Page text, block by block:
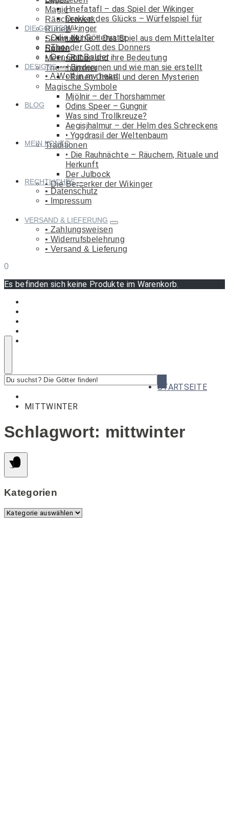
Magie
Räucherwerk
Runen
Schmuck
Spiele
Met und Co.
Thorshammer
Hnefatafl – das Spiel der Wikinger
Drakkar des Glücks – Würfelspiel für
Wikinger
Mühle – Das Spiel aus dem Mittelalter
Runen
Runen und ihre Bedeutung
Binderunen und wie man sie erstellt
Runen-Orakel und deren Mysterien
Magische Symbole
Mjölnir – der Thorshammer
Odins Speer – Gungnir
Was sind Trollkreuze?
Aegisjhalmur – der Helm des Schreckens
Yggdrasil der Weltenbaum
Traditionen
Die Rauhnächte – Räuchern, Rituale und
Herkunft
Der Julbock
Die Berserker der Wikinger
DIE GÖTTER
Odin der Göttervater
Thor der Gott des Donners
Der Gott Balder
DESIGNS
A Wolf in my heart
BLOG
MEIN KONTO
RECHTLICHES
Datenschutz
Impressum
VERSAND & LIEFERUNG
Zahlungsweisen
Widerrufsbelehrung
Versand & Lieferung
0
Es befinden sich keine Produkte im Warenkorb.
suchst?
STARTSEITE
MITTWINTER
Schlagwort: mittwinter
Kategorien
Kategorien